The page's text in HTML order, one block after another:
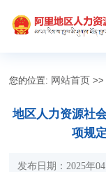
您的位置: 网站首页 >>
地区人力资源社
项规
发布日期：2025年